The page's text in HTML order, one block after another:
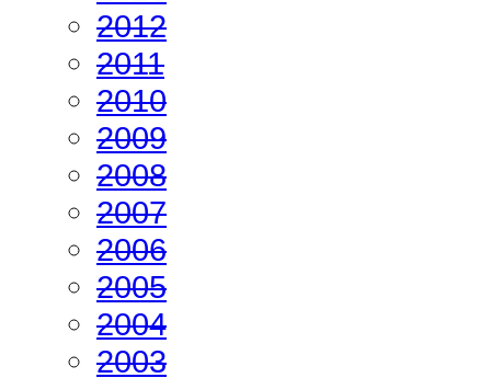
2012
2011
2010
2009
2008
2007
2006
2005
2004
2003